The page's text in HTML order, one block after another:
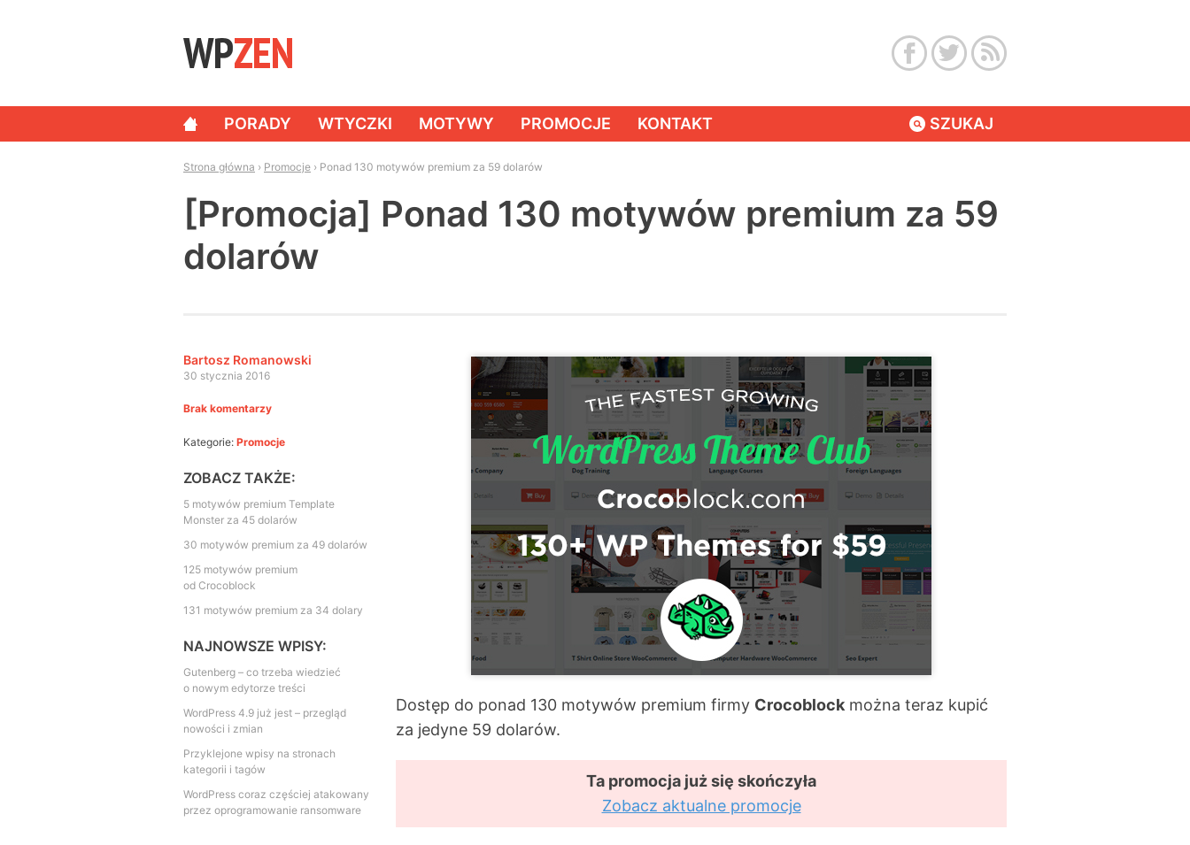
SZUKAJ
PORADY WTYCZKI MOTYWY PROMOCJE KONTAKT
Strona główna › Promocje › Ponad 130 motywów premium za 59 dolarów
[Promocja] Ponad 130 motywów premium za 59
dolarów
Dostęp do ponad 130 motywów premium firmy Crocoblock można teraz kupić
za jedyne 59 dolarów.
Ta promocja już się skończyła
Zobacz aktualne promocje
Bartosz Romanowski
30 stycznia 2016
Brak komentarzy
Kategorie: Promocje
ZOBACZ TAKŻE:
5 motywów premium Template
Monster za 45 dolarów
30 motywów premium za 49 dolarów
125 motywów premium
od Crocoblock
131 motywów premium za 34 dolary
NAJNOWSZE WPISY:
Gutenberg – co trzeba wiedzieć
o nowym edytorze treści
WordPress 4.9 już jest – przegląd
nowości i zmian
Przyklejone wpisy na stronach
kategorii i tagów
WordPress coraz częściej atakowany
przez oprogramowanie ransomware